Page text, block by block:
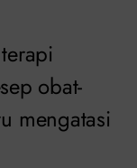
obat-
mengatasi